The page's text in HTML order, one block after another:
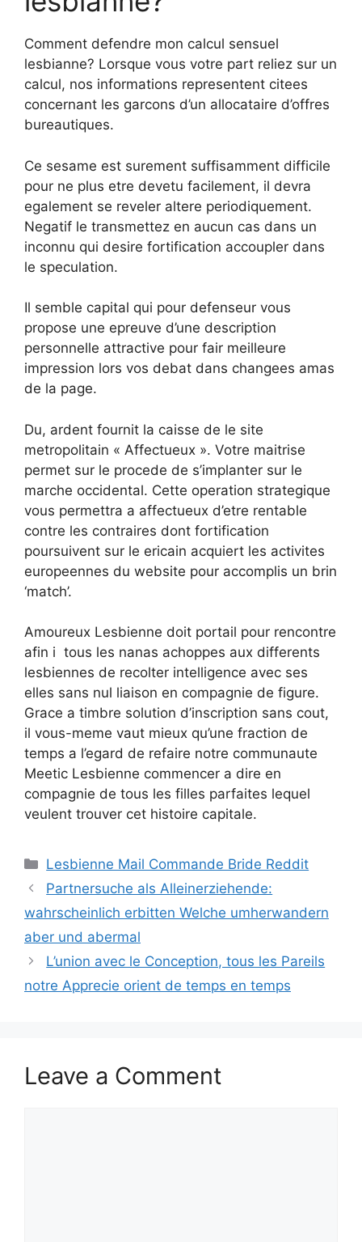
Comment defendre mon calcul sensuel
lesbianne? Lorsque vous votre part reliez sur un
calcul, nos informations representent citees
concernant les garcons d’un allocataire d’offres
bureautiques.
Ce sesame est surement suffisamment difficile
pour ne plus etre devetu facilement, il devra
egalement se reveler altere periodiquement.
Negatif le transmettez en aucun cas dans un
inconnu qui desire fortification accoupler dans
le speculation.
Il semble capital qui pour defenseur vous
propose une epreuve d’une description
personnelle attractive pour fair meilleure
impression lors vos debat dans changees amas
de la page.
Du, ardent fournit la caisse de le site
metropolitain « Affectueux ». Votre maitrise
permet sur le procede de s’implanter sur le
marche occidental. Cette operation strategique
vous permettra a affectueux d’etre rentable
contre les contraires dont fortification
poursuivent sur le ericain acquiert les activites
europeennes du website pour accomplis un brin
‘match’.
Amoureux Lesbienne doit portail pour rencontre
afin i tous les nanas achoppes aux differents
lesbiennes de recolter intelligence avec ses
elles sans nul liaison en compagnie de figure.
Grace a timbre solution d’inscription sans cout,
il vous-meme vaut mieux qu’une fraction de
temps a l’egard de refaire notre communaute
Meetic Lesbienne commencer a dire en
compagnie de tous les filles parfaites lequel
veulent trouver cet histoire capitale.
Categories
Lesbienne Mail Commande Bride Reddit
Partnersuche als Alleinerziehende:
wahrscheinlich erbitten Welche umherwandern
aber und abermal
L’union avec le Conception, tous les Pareils
notre Apprecie orient de temps en temps
Leave a Comment